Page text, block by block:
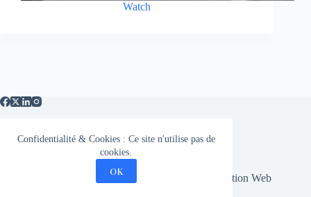
Confidentialité & Cookies : Ce site n'utilise pas de
cookies.
OK
Watch
Privacy Policy
Sitemap
Copyright © 2026 - Mourani-Criminologie | Conception Web